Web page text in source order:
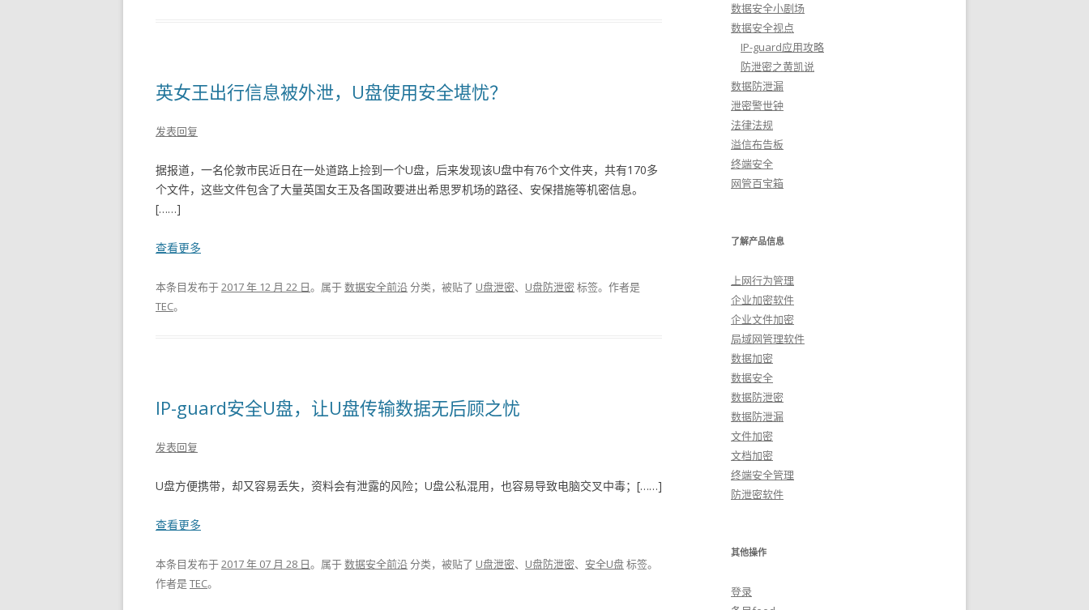
英女王出行信息被外泄，U盘使用安全堪忧？
发表回复
据报道，一名伦敦市民近日在一处道路上捡到一个U盘，后来发现该U盘中有76个文件夹，共有170多
个文件，这些文件包含了大量英国女王及各国政要进出希思罗机场的路径、安保措施等机密信息。
[……]
查看更多
本条目发布于2017 年 12 月 22 日。属于数据安全前沿分类，被贴了 U盘泄密、 U盘防泄密标签。 作者是
TEC。
IP-guard安全U盘，让U盘传输数据无后顾之忧
发表回复
U盘方便携带，却又容易丢失，资料会有泄露的风险；U盘公私混用，也容易导致电脑交叉中毒；[……]
查看更多
本条目发布于2017 年 07 月 28 日。属于数据安全前沿分类，被贴了 U盘泄密、 U盘防泄密、 安全U盘标签。
作者是TEC。
数据安全小剧场
数据安全视点
IP-guard应用攻略
防泄密之黄凯说
数据防泄漏
泄密警世钟
法律法规
溢信布告板
终端安全
网管百宝箱
了解产品信息
上网行为管理
企业加密软件
企业文件加密
局域网管理软件
数据加密
数据安全
数据防泄密
数据防泄漏
文件加密
文档加密
终端安全管理
防泄密软件
其他操作
登录